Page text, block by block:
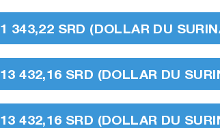
1 343,22 SRD (DOLLAR DU
13 432,16 SRD (DOLLAR DU
13 432,16 SRD (DOLLAR DU